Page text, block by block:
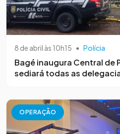
8 de abril às 10h15 • Polícia
Bagé inaugura Central de
sediará todas as
OPERAÇÃO